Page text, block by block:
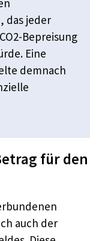
das jeder
Bepreisung
Eine
demnach
für den
auch der